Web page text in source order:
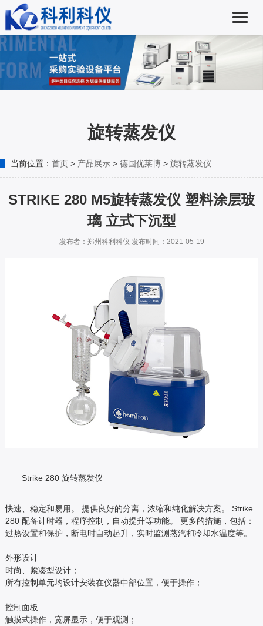
旋转蒸发仪
当前位置： 首页 > 产品展示 > 德国优莱博 > 旋转蒸发仪
STRIKE 280 M5旋转蒸发仪 塑料涂层玻
璃 立式下沉型
发布者：郑州科利科仪 发布时间：2021-05-19
Strike 280 旋转蒸发仪
快速、稳定和易用。 提供良好的分离，浓缩和纯化解决方案。 Strike
280 配备计时器，程序控制，自动提升等功能。 更多的措施，包括：
过热设置和保护，断电时自动起升，实时监测蒸汽和冷却水温度等。
外形设计
时尚、紧凑型设计；
所有控制单元均设计安装在仪器中部位置，便于操作；
控制面板
触摸式操作，宽屏显示，便于观测；